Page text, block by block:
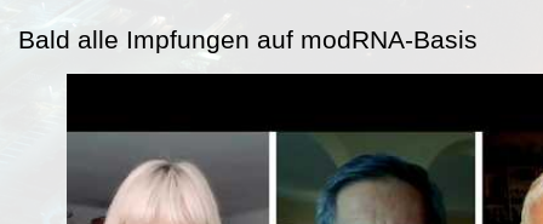
Bald alle Impfungen auf modRNA-Basis